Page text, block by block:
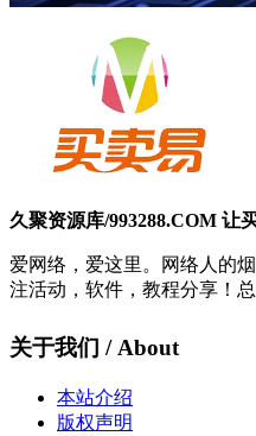
久聚资源库/993288.COM 让
爱网络，爱这里。网络人的
注活动，软件，教程分享！
关于我们 / About
本站介绍
版权声明